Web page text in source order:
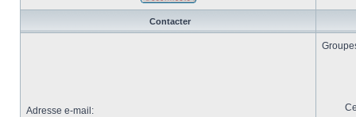
Contacter
Adresse e-mail: